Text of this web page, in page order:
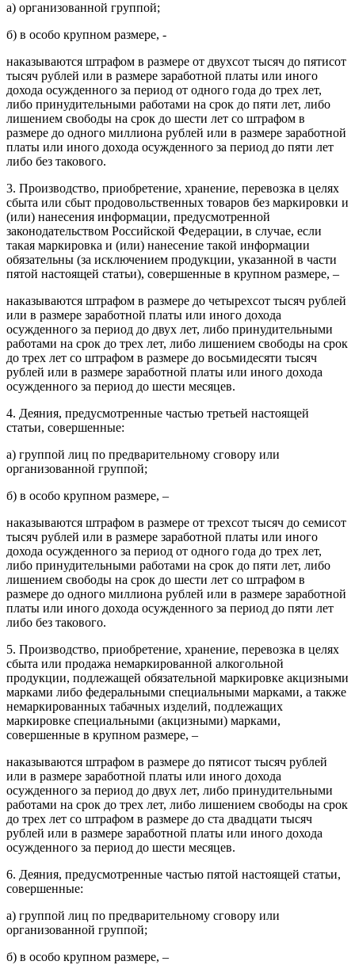
а) организованной группой;
б) в особо крупном размере, -
наказываются штрафом в размере от двухсот тысяч до пятисот
тысяч рублей или в размере заработной платы или иного
дохода осужденного за период от одного года до трех лет,
либо принудительными работами на срок до пяти лет, либо
лишением свободы на срок до шести лет со штрафом в
размере до одного миллиона рублей или в размере заработной
платы или иного дохода осужденного за период до пяти лет
либо без такового.
3. Производство, приобретение, хранение, перевозка в целях
сбыта или сбыт продовольственных товаров без маркировки и
(или) нанесения информации, предусмотренной
законодательством Российской Федерации, в случае, если
такая маркировка и (или) нанесение такой информации
обязательны (за исключением продукции, указанной в части
пятой настоящей статьи), совершенные в крупном размере, –
наказываются штрафом в размере до четырехсот тысяч рублей
или в размере заработной платы или иного дохода
осужденного за период до двух лет, либо принудительными
работами на срок до трех лет, либо лишением свободы на срок
до трех лет со штрафом в размере до восьмидесяти тысяч
рублей или в размере заработной платы или иного дохода
осужденного за период до шести месяцев.
4. Деяния, предусмотренные частью третьей настоящей
статьи, совершенные:
а) группой лиц по предварительному сговору или
организованной группой;
б) в особо крупном размере, –
наказываются штрафом в размере от трехсот тысяч до семисот
тысяч рублей или в размере заработной платы или иного
дохода осужденного за период от одного года до трех лет,
либо принудительными работами на срок до пяти лет, либо
лишением свободы на срок до шести лет со штрафом в
размере до одного миллиона рублей или в размере заработной
платы или иного дохода осужденного за период до пяти лет
либо без такового.
5. Производство, приобретение, хранение, перевозка в целях
сбыта или продажа немаркированной алкогольной
продукции, подлежащей обязательной маркировке акцизными
марками либо федеральными специальными марками, а также
немаркированных табачных изделий, подлежащих
маркировке специальными (акцизными) марками,
совершенные в крупном размере, –
наказываются штрафом в размере до пятисот тысяч рублей
или в размере заработной платы или иного дохода
осужденного за период до двух лет, либо принудительными
работами на срок до трех лет, либо лишением свободы на срок
до трех лет со штрафом в размере до ста двадцати тысяч
рублей или в размере заработной платы или иного дохода
осужденного за период до шести месяцев.
6. Деяния, предусмотренные частью пятой настоящей статьи,
совершенные:
а) группой лиц по предварительному сговору или
организованной группой;
б) в особо крупном размере, –